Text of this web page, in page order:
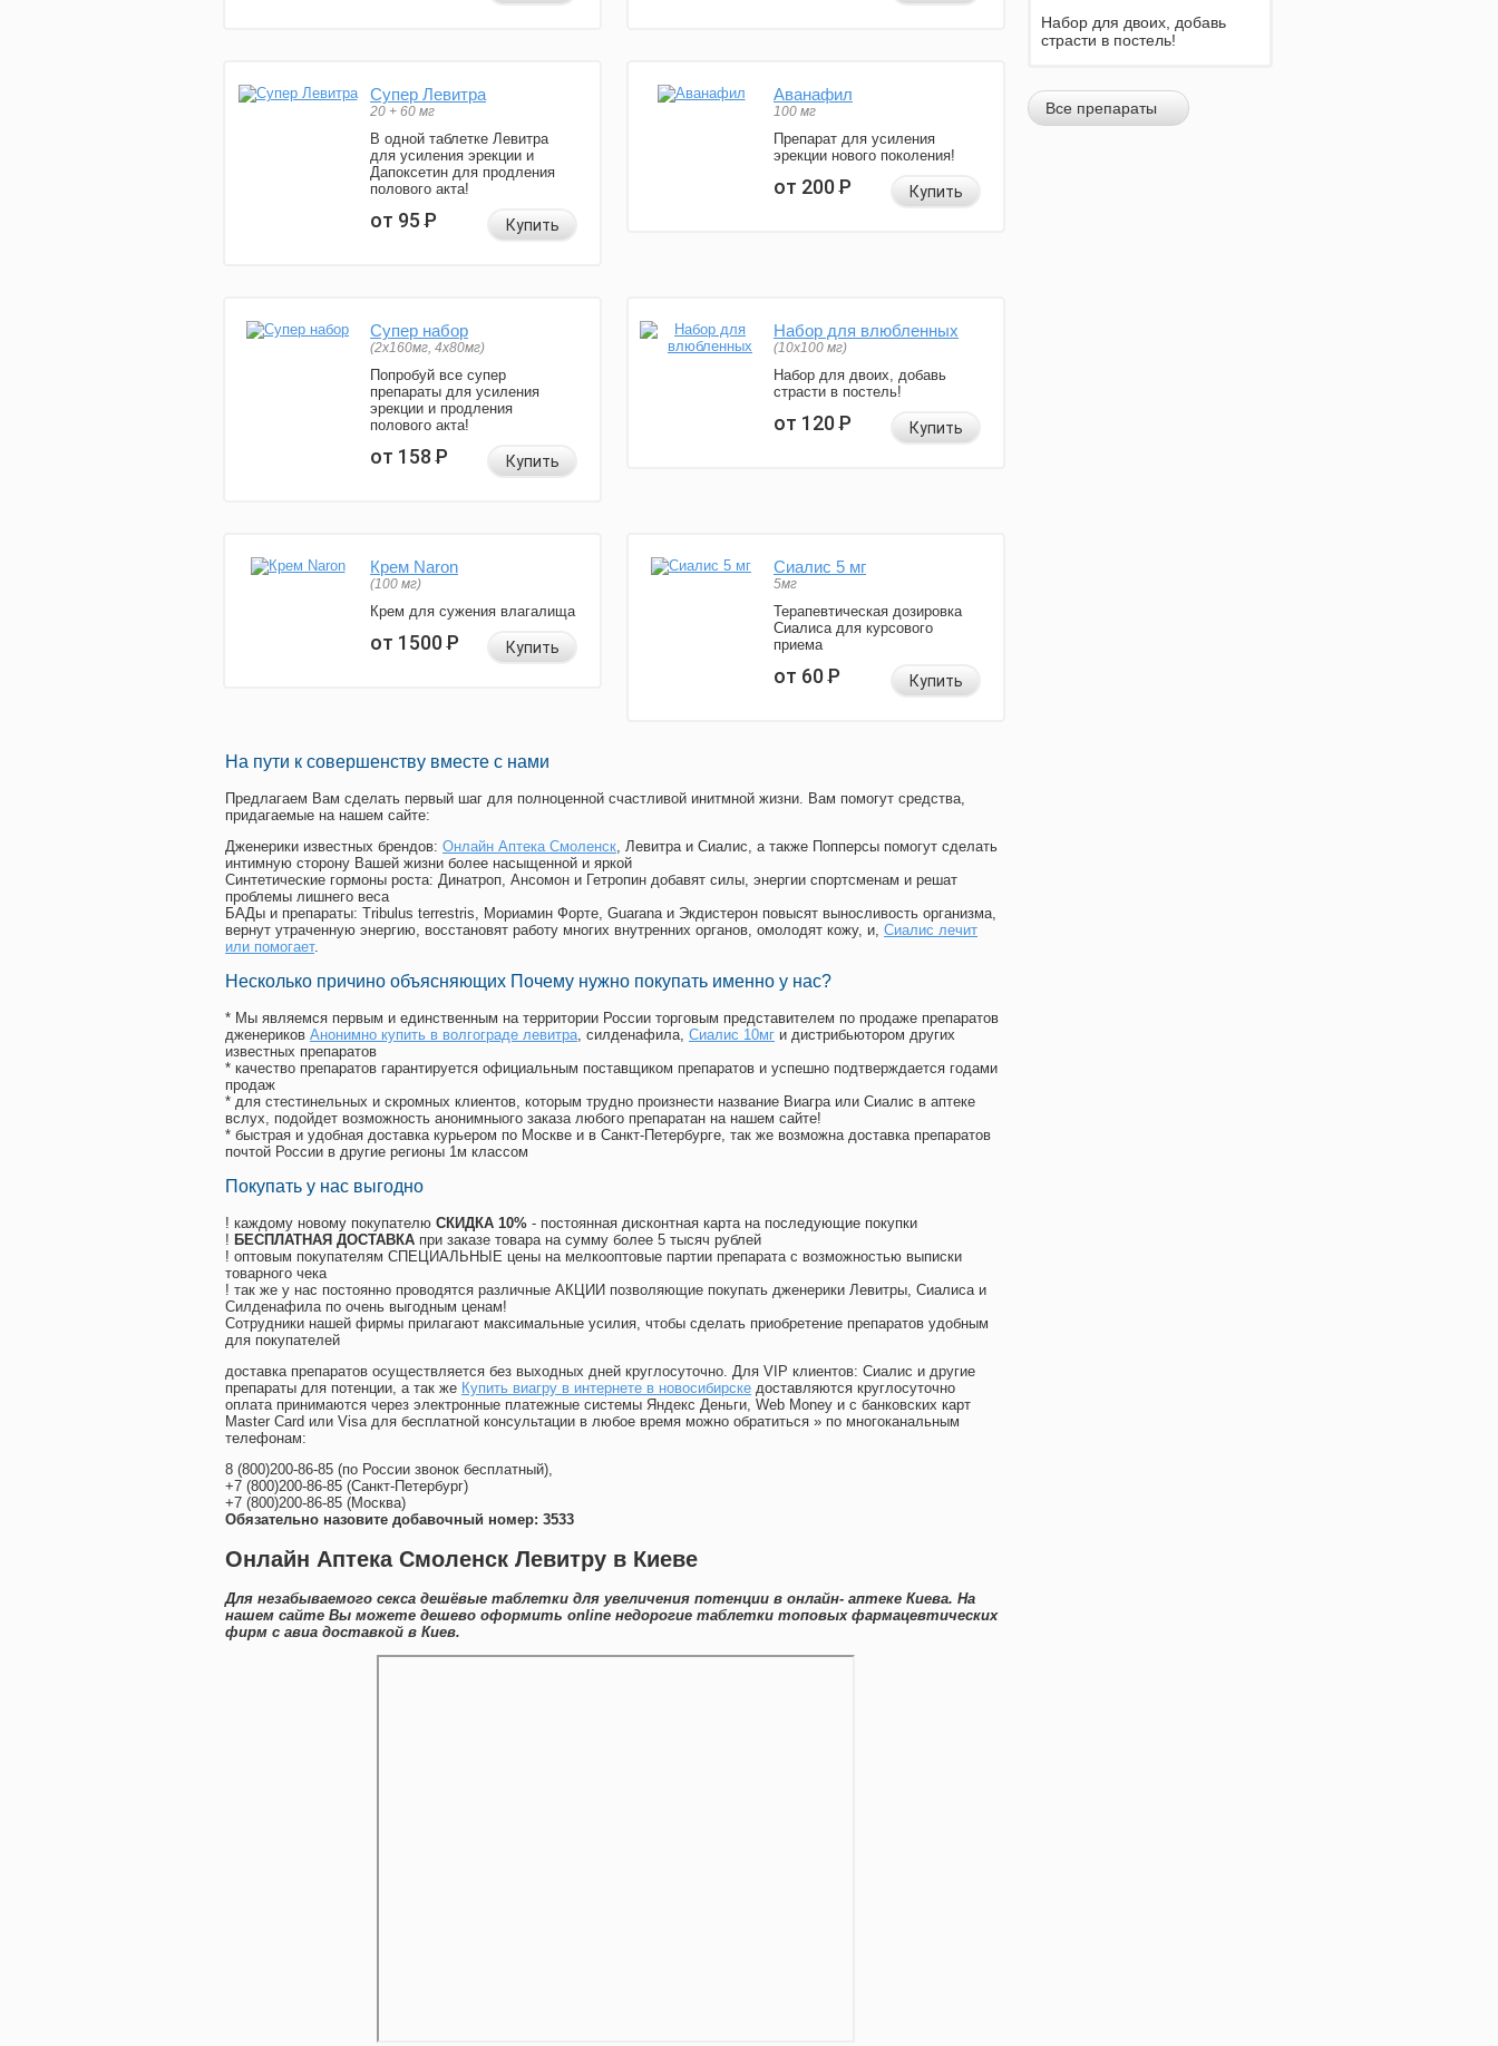
Супер Левитра
20 + 60 мг
В одной таблетке Левитра
для усиления эрекции и
Дапоксетин для продления
полового акта!
от 95Р Купить
Аванафил
100 мг
Препарат для усиления
эрекции нового поколения!
от 200Р Купить
Супер набор
(2х160мг, 4х80мг)
Попробуй все супер
препараты для усиления
эрекции и продления
полового акта!
от 158Р Купить
Набор для влюбленных
(10х100 мг)
Набор для двоих, добавь
страсти в постель!
от 120Р Купить
Крем Naron
(100 мг)
Крем для сужения влагалища
от 1500Р Купить
Сиалис 5 мг
5мг
Терапевтическая дозировка
Сиалиса для курсового
приема
от 60Р Купить
На пути к совершенству вместе с нами
Предлагаем Вам сделать первый шаг для полноценной счастливой инитмной жизни. Вам помогут средства,
придагаемые на нашем сайте:
Дженерики известных брендов: Онлайн Аптека Смоленск, Левитра и Сиалис, а также Попперсы помогут сделать
интимную сторону Вашей жизни более насыщенной и яркой
Синтетические гормоны роста: Динатроп, Ансомон и Гетропин добавят силы, энергии спортсменам и решат
проблемы лишнего веса
БАДы и препараты: Tribulus terrestris, Мориамин Форте, Guarana и Экдистерон повысят выносливость организма,
вернут утраченную энергию, восстановят работу многих внутренних органов, омолодят кожу, и, Сиалис лечит
или помогает.
Несколько причино объясняющих Почему нужно покупать именно у нас?
* Мы являемся первым и единственным на территории России торговым представителем по продаже препаратов
дженериков Анонимно купить в волгограде левитра, силденафила, Сиалис 10мг и дистрибьютором других
известных препаратов
* качество препаратов гарантируется официальным поставщиком препаратов и успешно подтверждается годами
продаж
* для стестинельных и скромных клиентов, которым трудно произнести название Виагра или Сиалис в аптеке
вслух, подойдет возможность анонимныого заказа любого препаратан на нашем сайте!
* быстрая и удобная доставка курьером по Москве и в Санкт-Петербурге, так же возможна доставка препаратов
почтой России в другие регионы 1м классом
Покупать у нас выгодно
! каждому новому покупателю СКИДКА 10% - постоянная дисконтная карта на последующие покупки
! БЕСПЛАТНАЯ ДОСТАВКА при заказе товара на сумму более 5 тысяч рублей
! оптовым покупателям СПЕЦИАЛЬНЫЕ цены на мелкооптовые партии препарата с возможностью выписки
товарного чека
! так же у нас постоянно проводятся различные АКЦИИ позволяющие покупать дженерики Левитры, Сиалиса и
Силденафила по очень выгодным ценам!
Cотрудники нашей фирмы прилагают максимальные усилия, чтобы сделать приобретение препаратов удобным
для покупателей
доставка препаратов осуществляется без выходных дней круглосуточно. Для VIP клиентов: Сиалис и другие
препараты для потенции, а так же Купить виагру в интернете в новосибирске доставляются круглосуточно
оплата принимаются через электронные платежные системы Яндекс Деньги, Web Money и с банковских карт
Master Card или Visa для бесплатной консультации в любое время можно обратиться » по многоканальным
телефонам:
8 (800)200-86-85 (по России звонок бесплатный),
+7 (800)200-86-85 (Санкт-Петербург)
+7 (800)200-86-85 (Москва)
Обязательно назовите добавочный номер: 3533
Онлайн Аптека Смоленск Левитру в Киеве
Для незабываемого секса дешёвые таблетки для увеличения потенции в онлайн- аптеке Киева. На
нашем сайте Вы можете дешево оформить online недорогие таблетки топовых фармацевтических
фирм с авиа доставкой в Киев.
Набор для двоих, добавь
страсти в постель!
Все препараты